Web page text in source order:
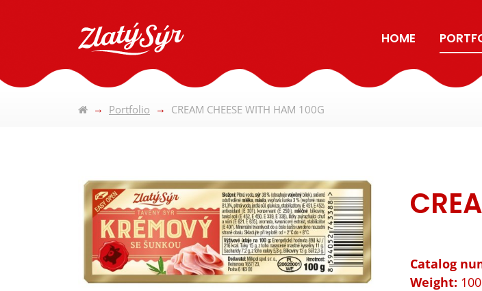
HOME
Portfolio CREAM CHEESE WITH HAM 100G
Catalog
Weight: